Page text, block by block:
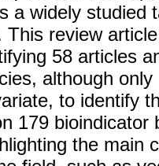
a widely studied
This review
58 articles
although
to identify
179 bioindicator
the main